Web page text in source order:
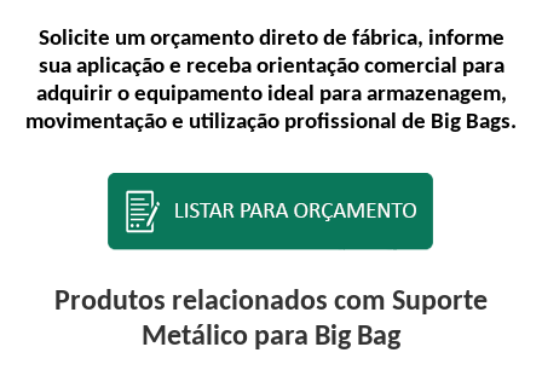
Solicite um orçamento direto de fábrica, informe
sua aplicação e receba orientação comercial para
adquirir o equipamento ideal para armazenagem,
movimentação e utilização profissional de Big Bags.
Produtos relacionados com Suporte
Metálico para Big Bag